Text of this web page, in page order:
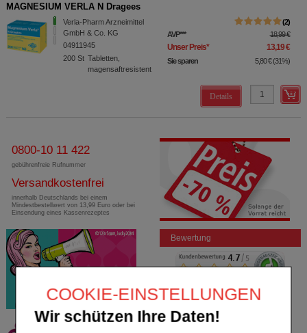
COOKIE-EINSTELLUNGEN
Wir schützen Ihre Daten!
MAGNESIUM VERLA N Dragees
Verla-Pharm Arzneimittel
GmbH & Co. KG
04911945
200 St Tabletten,
magensaftresistent
2
AVP*** 18,99 €
Unser Preis* 13,19 €
Sie sparen 5,80 € (31%)
Details
0800-10 11 422
gebührenfreie Rufnummer
Versandkostenfrei
innerhalb Deutschlands bei einem
Mindestbestellwert von 13,99 Euro oder bei
Einsendung eines Kassenrezeptes
Bewertung